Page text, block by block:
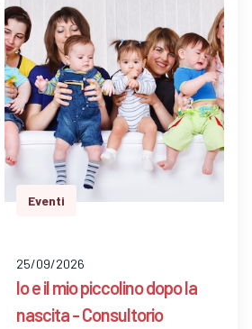
Eventi
25/09/2026
Io e il mio piccolino dopo la
nascita - Consultorio